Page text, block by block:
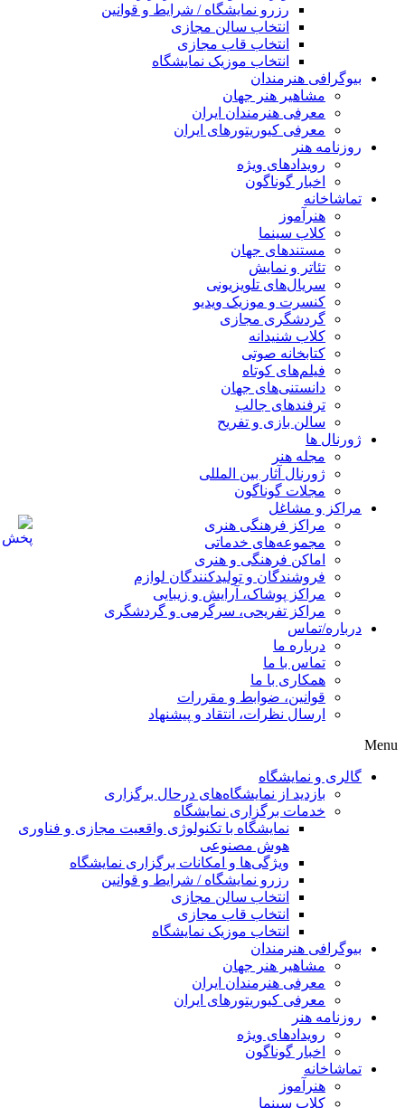
رزرو نمایشگاه / شرایط و قوانین
انتخاب سالن مجازی
انتخاب قاب مجازی
انتخاب موزیک نمایشگاه
بیوگرافی هنرمندان
مشاهیر هنر جهان
معرفی هنرمندان ایران
معرفی کیوریتورهای ایران
روزنامه هنر
رویدادهای ویژه
اخبار گوناگون
تماشاخانه
هنرآموز
کلاب سینما
مستندهای جهان
تئاتر و نمایش
سریال‌های تلویزیونی
کنسرت و موزیک ویدیو
گردشگری مجازی
کلاب شنیدانه
کتابخانه صوتی
فیلم‌های کوتاه
دانستنی‌های جهان
ترفندهای جالب
سالن بازی و تفریح
ژورنال ها
مجله هنر
ژورنال آثار بین المللی
مجلات گوناگون
مراکز و مشاغل
مراکز فرهنگی هنری
مجموعه‌های خدماتی
اماکن فرهنگی و هنری
فروشندگان و تولیدکنندگان لوازم
مراکز پوشاک، آرایش و زیبایی
مراکز تفریحی، سرگرمی و گردشگری
درباره/تماس
درباره ما
تماس با ما
همکاری با ما
قوانین، ضوابط و مقررات
ارسال نظرات، انتقاد و پیشنهاد
Menu
گالری و نمایشگاه
بازدید از نمایشگاه‌های درحال برگزاری
خدمات برگزاری نمایشگاه
نمایشگاه با تکنولوژی واقعیت مجازی و فناوری
هوش مصنوعی
ویژگی‌ها و امکانات برگزاری نمایشگاه
رزرو نمایشگاه / شرایط و قوانین
انتخاب سالن مجازی
انتخاب قاب مجازی
انتخاب موزیک نمایشگاه
بیوگرافی هنرمندان
مشاهیر هنر جهان
معرفی هنرمندان ایران
معرفی کیوریتورهای ایران
روزنامه هنر
رویدادهای ویژه
اخبار گوناگون
تماشاخانه
هنرآموز
کلاب سینما